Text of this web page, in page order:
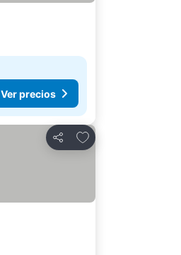
Ver precios
Compartir
Agregar a favoritos